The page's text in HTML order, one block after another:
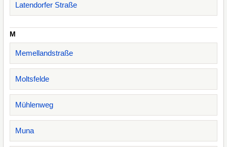
Latendorfer Straße
M
Memellandstraße
Moltsfelde
Mühlenweg
Muna